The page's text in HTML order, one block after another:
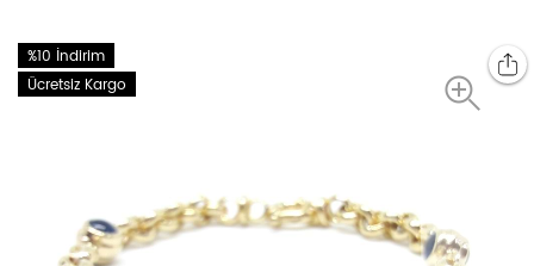
%10 İndirim
Ücretsiz Kargo